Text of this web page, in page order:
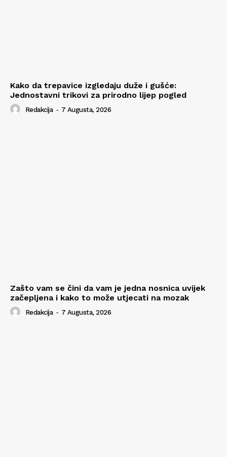
Kako da trepavice izgledaju duže i gušće:
Jednostavni trikovi za prirodno lijep pogled
Redakcija - 7 Augusta, 2026
Zašto vam se čini da vam je jedna nosnica uvijek
začepljena i kako to može utjecati na mozak
Redakcija - 7 Augusta, 2026